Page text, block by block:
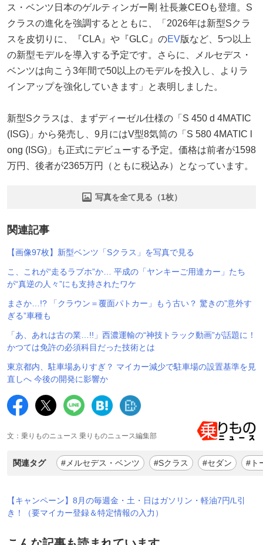
ス・ベンツ日本のゲルティンガー剛 社長兼CEOも登壇。S
クラスの進化を強調するとともに、「2026年は新型Sクラ
スを皮切りに、『CLA』や『GLC』のEV版など、5つ以上
の新型モデルを導入する予定です。さらに、メルセデス・
ベンツは向こう3年間で50以上のモデルを投入し、よりラ
インアップを強化していきます」と表明しました。
新型Sクラスは、まずディーゼル仕様の「S 450 d 4MATIC
(ISG)」から発売し、9月にはV型8気筒の「S 580 4MATIC l
ong (ISG)」も正式にデビューする予定。価格は前者が1598
万円、後者が2365万円（ともに税込み）となっています。
写真を全て見る（1枚）
関連記事
【画像97枚】新型ベンツ「Sクラス」を写真で見る
こ、これが“走るラブホ”か… 平成の「ヤンキーご用達カー」たち
が“真逆の人々”にも支持されたワケ
まさか…!? 「クラウン＝覆面パトカー」もう古い？ 驚きの”意外す
ぎる”車種も
「あ、あれは古の業…!!」西濃運輸の“神技トラック動画”が話題に！
かつては免許の必須科目だった技術とは
東京都内、駐車場ありすぎ？ マイカー減少で駐車場の設置基準を見
直しへ 今後の開発に影響か
文：乗りものニュース 乗りものニュース編集部
関連タグ #メルセデス・ベンツ #Sクラス #セダン #ト
【キャンペーン】8月の毎週金・土・日はガソリン・軽油7円/L引
き！（要マイカー登録＆特定情報の入力）